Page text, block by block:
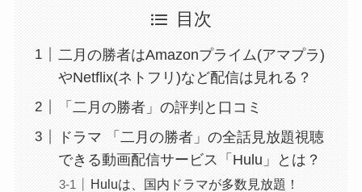
目次
二月の勝者はAmazonプライム(アマプラ)
やNetflix(ネトフリ)など配信は見れる？
「二月の勝者」の評判と口コミ
ドラマ 「二月の勝者」の全話見放題視聴
できる動画配信サービス「Hulu」とは？
Huluは、国内ドラマが多数見放題！